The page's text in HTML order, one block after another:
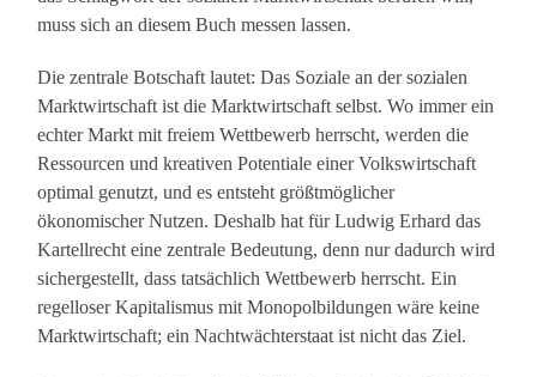
muss sich an diesem Buch messen lassen.
Die zentrale Botschaft lautet: Das Soziale an der sozialen
Marktwirtschaft ist die Marktwirtschaft selbst. Wo immer ein
echter Markt mit freiem Wettbewerb herrscht, werden die
Ressourcen und kreativen Potentiale einer Volkswirtschaft
optimal genutzt, und es entsteht größtmöglicher
ökonomischer Nutzen. Deshalb hat für Ludwig Erhard das
Kartellrecht eine zentrale Bedeutung, denn nur dadurch wird
sichergestellt, dass tatsächlich Wettbewerb herrscht. Ein
regelloser Kapitalismus mit Monopolbildungen wäre keine
Marktwirtschaft; ein Nachtwächterstaat ist nicht das Ziel.